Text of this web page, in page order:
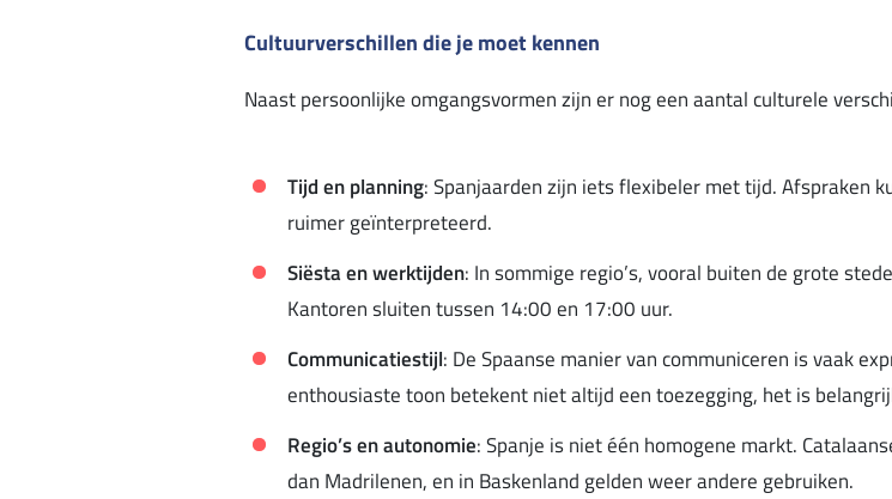
Cultuurverschillen die je moet kennen
Naast persoonlijke omgangsvormen zijn er nog een aantal culturele
Tijd en planning: Spanjaarden zijn iets flexibeler met tijd. Afspraken
ruimer geïnterpreteerd.
Siësta en werktijden: In sommige regio’s, vooral buiten de grote
Kantoren sluiten tussen 14:00 en 17:00 uur.
Communicatiestijl: De Spaanse manier van communiceren is vaak
enthousiaste toon betekent niet altijd een toezegging, het is
Regio’s en autonomie: Spanje is niet één homogene markt.
dan Madrilenen, en in Baskenland gelden weer andere gebruiken.